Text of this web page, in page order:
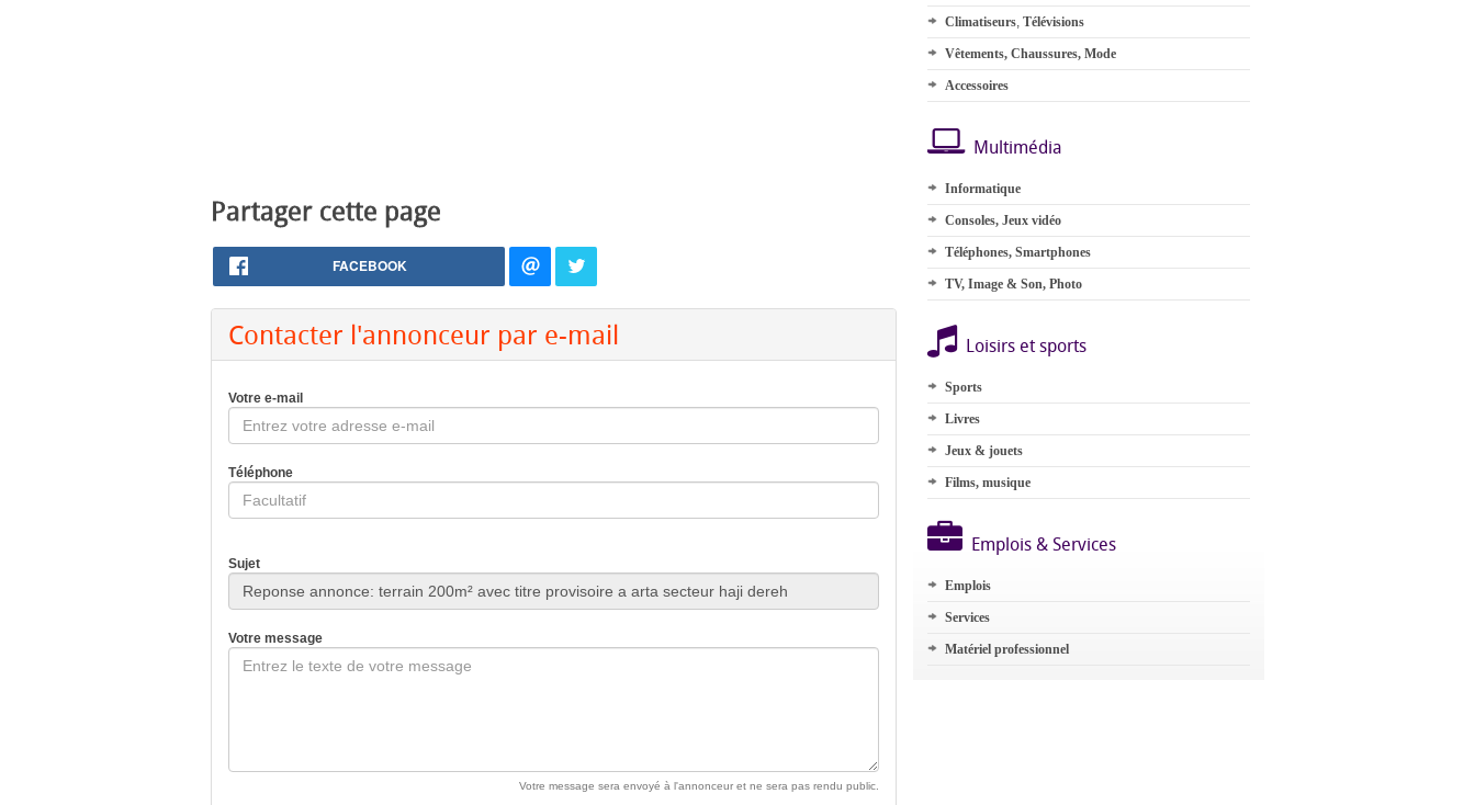
Partager cette page
FACEBOOK
Contacter l'annonceur par e-mail
Votre e-mail
Téléphone
Sujet
Votre message
Votre message sera envoyé à l'annonceur et ne sera pas rendu public.
Climatiseurs, Télévisions
Vêtements, Chaussures, Mode
Accessoires
Multimédia
Informatique
Consoles, Jeux vidéo
Téléphones, Smartphones
TV, Image & Son, Photo
Loisirs et sports
Sports
Livres
Jeux & jouets
Films, musique
Emplois & Services
Emplois
Services
Matériel professionnel